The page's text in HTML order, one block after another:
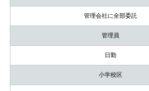
管理会社に全部委託
管理員
日勤
小学校区